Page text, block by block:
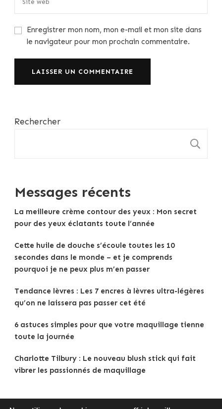
Enregistrer mon nom, mon e-mail et mon site dans
le navigateur pour mon prochain commentaire.
Rechercher
Messages récents
La meilleure crème contour des yeux : Mon secret
pour des yeux éclatants toute l’année
Cette huile de douche s’écoule toutes les 10
secondes dans le monde – et je comprends
pourquoi je ne peux plus m’en passer
Tendance lèvres : Les 7 encres à lèvres ultra-légères
qu’on ne laissera pas passer cet été
6 astuces simples pour que votre maquillage tienne
toute la journée
Charlotte Tilbury : Le nouveau blush stick qui fait
vibrer les passionnés de maquillage